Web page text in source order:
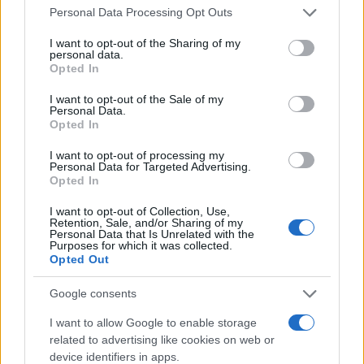
Please note that this website/app uses one or more Google
not limited to your visit or usage behaviour. You may click to
grant or deny consent to Google and its third-party tags to
use your data for below specified purposes in below Google
consent section.
Personal Data Processing Opt Outs
I want to opt-out of the Sharing of my
personal data.
Opted In
I want to opt-out of the Sale of my
Personal Data.
Opted In
I want to opt-out of processing my
Personal Data for Targeted Advertising.
Opted In
I want to opt-out of Collection, Use,
Retention, Sale, and/or Sharing of my
Personal Data that Is Unrelated with the
Purposes for which it was collected.
Opted Out
Google consents
I want to allow Google to enable storage
related to advertising like cookies on web or
device identifiers in apps.
Αποφυλακίστηκε ο Ανδρέας Μαρτίνης για
λόγους υγείας!